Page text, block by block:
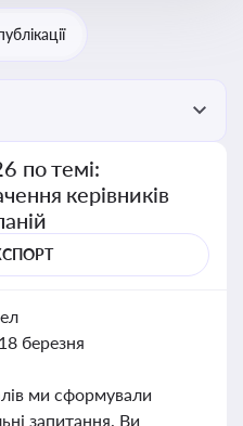
по темі:
керівників
березня
ми сформували
запитання. Ви